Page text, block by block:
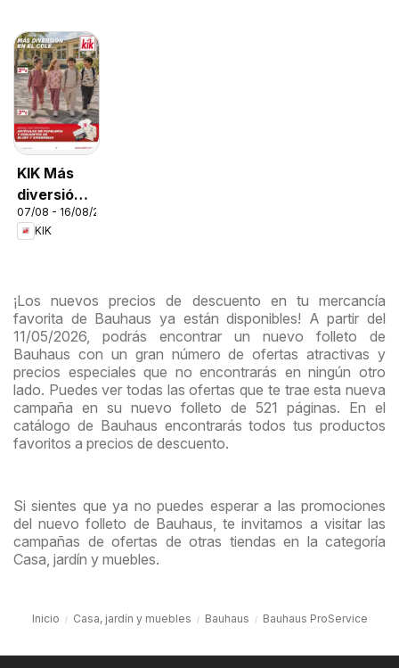
KIK Más
diversión
en el cole
07/08 - 16/08/2026
KIK
¡Los nuevos precios de descuento en tu mercancía
favorita de Bauhaus ya están disponibles! A partir del
11/05/2026, podrás encontrar un nuevo folleto de
Bauhaus con un gran número de ofertas atractivas y
precios especiales que no encontrarás en ningún otro
lado. Puedes ver todas las ofertas que te trae esta nueva
campaña en su nuevo folleto de 521 páginas. En el
catálogo de Bauhaus encontrarás todos tus productos
favoritos a precios de descuento.
Si sientes que ya no puedes esperar a las promociones
del nuevo folleto de Bauhaus, te invitamos a visitar las
campañas de ofertas de otras tiendas en la categoría
Casa, jardín y muebles.
Inicio Casa, jardín y muebles Bauhaus Bauhaus ProService